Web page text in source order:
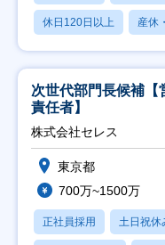
休日120日以上 産休
次世代部門長候補【
責任者】
株式会社セレス
東京都
700万~1500万
正社員採用 土日祝休